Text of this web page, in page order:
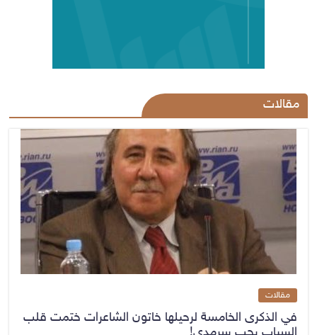
مقالات
مقالات
في الذكرى الخامسة لرحيلها خاتون الشاعرات ختمت قلب